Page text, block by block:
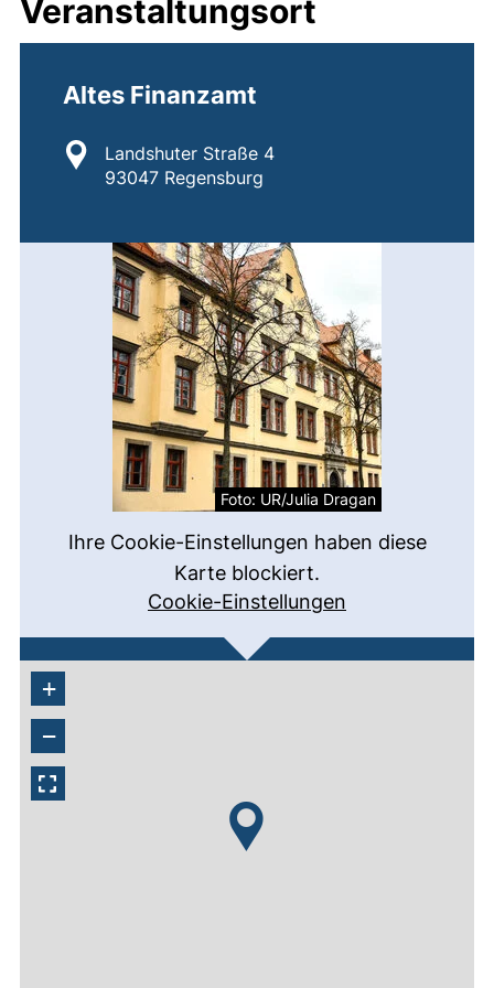
Veranstaltungsort
Altes Finanzamt
Standort:
Landshuter Straße 4
93047 Regensburg
Foto: UR/Julia Dragan
Ihre Cookie-Einstellungen haben diese
Karte blockiert.
Cookie-Einstellungen
+
−